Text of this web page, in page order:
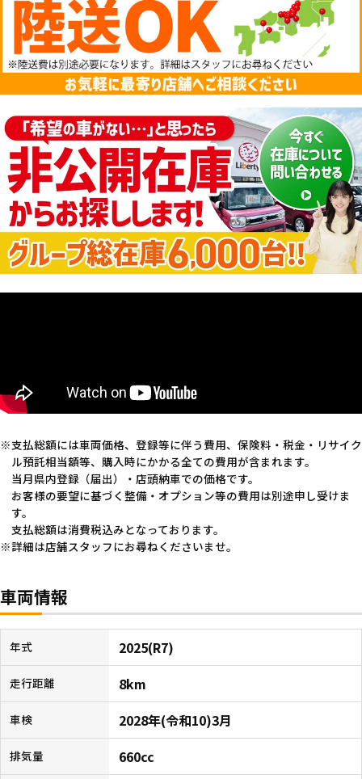
支払総額には車両価格、登録等に伴う費用、保険料・税金・リサイク
ル預託相当額等、購入時にかかる全ての費用が含まれます。
当月県内登録（届出）・店頭納車での価格です。
お客様の要望に基づく整備・オプション等の費用は別途申し受けま
す。
支払総額は消費税込みとなっております。
詳細は店舗スタッフにお尋ねくださいませ。
車両情報
年式 2025(R7)
走行距離 8km
車検 2028年(令和10)3月
排気量 660cc